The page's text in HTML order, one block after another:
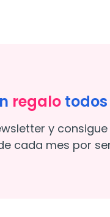
regalo todos
y
cada mes por